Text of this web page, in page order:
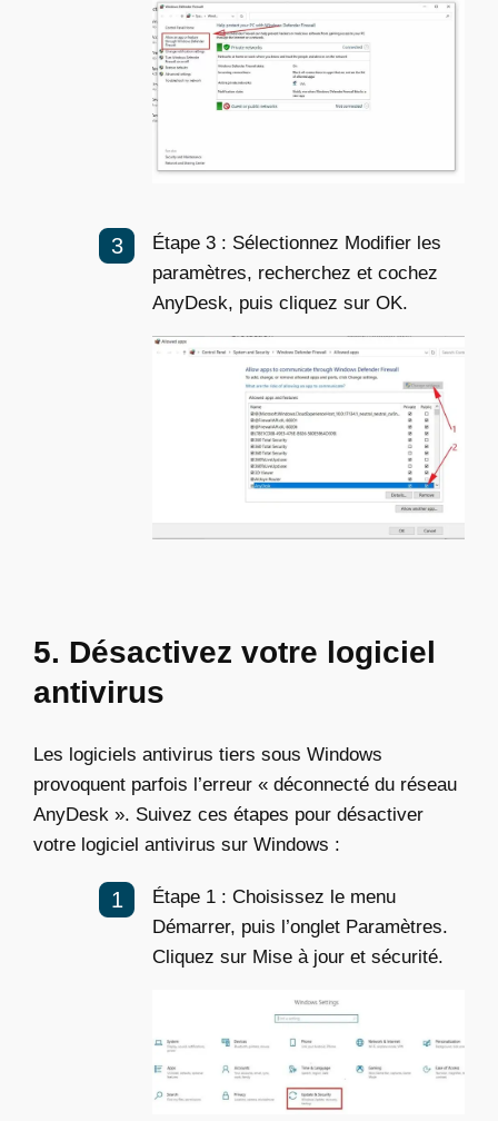
Étape 3 : Sélectionnez Modifier les
paramètres, recherchez et cochez
AnyDesk, puis cliquez sur OK.
5. Désactivez votre logiciel
antivirus
Les logiciels antivirus tiers sous Windows
provoquent parfois l’erreur « déconnecté du réseau
AnyDesk ». Suivez ces étapes pour désactiver
votre logiciel antivirus sur Windows :
Étape 1 : Choisissez le menu
Démarrer, puis l’onglet Paramètres.
Cliquez sur Mise à jour et sécurité.